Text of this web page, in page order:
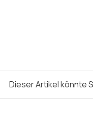
Dieser Artikel könnte